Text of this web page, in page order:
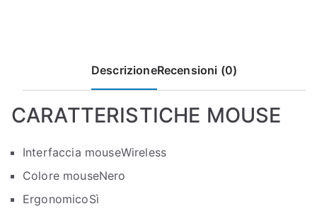
DescrizioneRecensioni (0)
CARATTERISTICHE MOUSE
Interfaccia mouseWireless
Colore mouseNero
ErgonomicoSì